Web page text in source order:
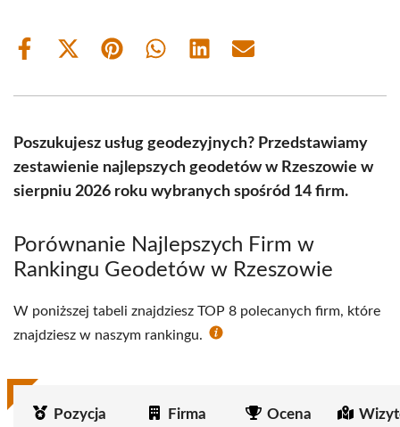
Share
Share
(Twitter)
Share Share Share Share
Poszukujesz usług geodezyjnych? Przedstawiamy
zestawienie najlepszych geodetów w Rzeszowie w
sierpniu 2026 roku wybranych spośród 14 firm.
Porównanie Najlepszych Firm w
Rankingu Geodetów w Rzeszowie
W poniższej tabeli znajdziesz TOP 8 polecanych firm, które
znajdziesz w naszym rankingu.
Pozycja Firma Ocena